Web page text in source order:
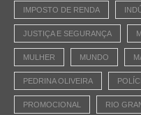
IMPOSTO DE RENDA
JUSTIÇA E SEGURANÇA
MULHER MUNDO
PEDRINA OLIVEIRA
PROMOCIONAL RIO